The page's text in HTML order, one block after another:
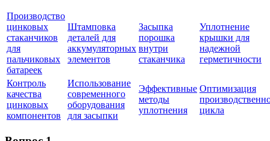
Производство
цинковых
стаканчиков
для
пальчиковых
батареек
Штамповка
деталей для
аккумуляторных
элементов
Засыпка
порошка
внутри
стаканчика
Уплотнение
крышки для
надежной
герметичности
Контроль
качества
цинковых
компонентов
Использование
современного
оборудования
для засыпки
Эффективные
методы
уплотнения
Оптимизация
цикла